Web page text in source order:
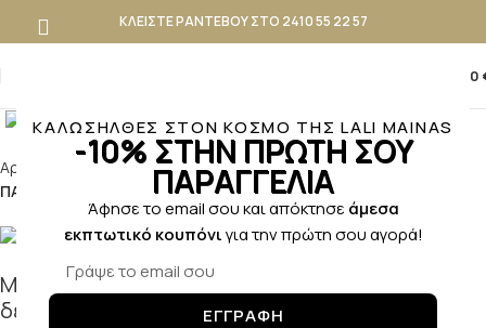
ΚΑΛΩΣΗΛΘΕΣ ΣΤΟΝ ΚΟΣΜΟ ΤΗΣ LALI MAINAS
-10% ΣΤΗΝ ΠΡΩΤΗ ΣΟΥ
ΠΑΡΑΓΓΕΛΙΑ
Άφησε το email σου και απόκτησε άμεσα
εκπτωτικό κουπόνιγια την πρώτη σου αγορά!
ΕΓΓΡΑΦΗ
ΚΛΕΙΣΤΕ ΡΑΝΤΕΒΟΥ ΣΤΟ 2410 55 22 57
0,00
Αρχική σελίδα ΒΑΠΤΙΣΗ ΑΓΟΡΙ ΒΑΠΤΙΣΤΙΚΑ ΠΑΠΟΥΤΣAKIA ΑΓΟΡΙ
ΠΑΠΟΥΤΣΑΚΙΑ ΠΡΩΤΑ ΒΗΜΑΤΑ
Μποτάκι σε λευκό δέρμα και μέντα καστόρ
δέρμα